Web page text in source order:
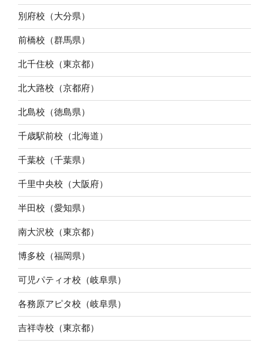
別府校（大分県）
前橋校（群馬県）
北千住校（東京都）
北大路校（京都府）
北島校（徳島県）
千歳駅前校（北海道）
千葉校（千葉県）
千里中央校（大阪府）
半田校（愛知県）
南大沢校（東京都）
博多校（福岡県）
可児パティオ校（岐阜県）
各務原アピタ校（岐阜県）
吉祥寺校（東京都）